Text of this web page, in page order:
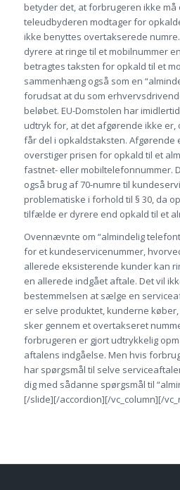
betyder det, at forbrugeren ikke
teleudbyderen modtager for
ikke benyttes overtakserede
dyrere at ringe til et mobilnummer
betragtes taksten for opkald til et
sammenhæng også som en
forudsat at du som
beløbet. EU-Domstolen har
udtryk for, at det afgørende ikke
får del i opkaldstaksten. Afgørende
overstiger prisen for opkald til et
fastnet- eller mobiltelefonnummer.
også brug af 70-numre til
problematiske i forhold til § 30, da
tilfælde er dyrere end opkald til et
Ovennævnte om “almindelig
for et kundeservicenummer,
allerede eksisterende kunder kan
en allerede indgået aftale. Det vil
bestemmelsen at sælge en
er selve produktet, kunderne
sker gennem et overtakseret
forbrugeren er gjort udtrykkelig
aftalens indgåelse. Men hvis
har spørgsmål til selve
dig med sådanne spørgsmål til
[/slide][/accordion][/vc_column][/